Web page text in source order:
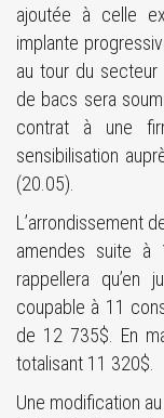
ajoutée à celle
implante
au tour du secteur
de bacs sera
contrat à une
sensibilisation
(20.05).
L’arrondissement
amendes suite à
rappellera qu’en
coupable à 11
de 12 735$. En
totalisant 11 320$.
Une modification